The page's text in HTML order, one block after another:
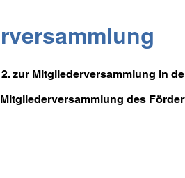
zur Mitgliederversammlung in
Mitgliederversammlung des